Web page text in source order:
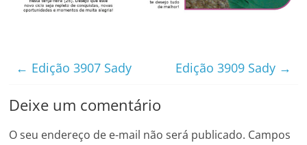
← Edição 3907 Sady Edição 3909 Sady →
Deixe um comentário
O seu endereço de e-mail não será publicado. Campos